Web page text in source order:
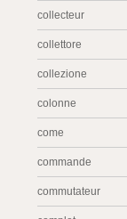
collecteur
collettore
collezione
colonne
come
commande
commutateur